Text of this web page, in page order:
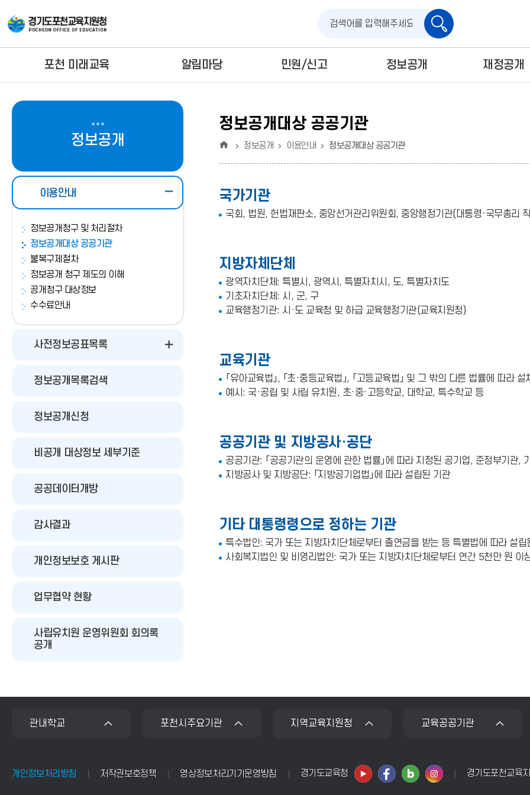
검
색
포천 미래교육 알림마당 민원/신고 정보공개 재정공개
정보공개
이용안내
정보공개청구 및 처리절차
정보공개대상 공공기관
불복구제절차
정보공개 청구 제도의 이해
공개청구 대상정보
수수료안내
사전정보공표목록
정보공개목록검색
정보공개신청
비공개 대상정보 세부기준
공공데이터개방
감사결과
개인정보보호 게시판
업무협약 현황
사립유치원 운영위원회 회의록
공개
정보공개대상 공공기관
홈 정보공개 이용안내 정보공개대상 공공기관
국가기관
국회, 법원, 헌법재판소, 중앙선거관리위원회, 중앙행정기관(대통령·국무총리
지방자체단체
광역자치단체: 특별시, 광역시, 특별자치시, 도, 특별자치도
기초자치단체: 시, 군, 구
교육행정기관: 시·도 교육청 및 하급 교육행정기관(교육지원청)
교육기관
「유아교육법」, 「초·중등교육법」, 「고등교육법」 및 그 밖의 다른 법률에 따라
예시: 국·공립 및 사립 유치원, 초·중·고등학교, 대학교, 특수학교 등
공공기관 및 지방공사·공단
공공기관: 「공공기관의 운영에 관한 법률」에 따라 지정된 공기업, 준정부기관,
지방공사 및 지방공단: 「지방공기업법」에 따라 설립된 기관
기타 대통령령으로 정하는 기관
특수법인: 국가 또는 지방자치단체로부터 출연금을 받는 등 특별법에 따라 설
사회복지법인 및 비영리법인: 국가 또는 지방자치단체로부터 연간 5천만 원 이
관내학교 포천시주요기관 지역교육지원청 교육공공기관
개인정보처리방침 저작권보호정책 영상정보처리기기운영방침 경기도교육청 경기도포천교육